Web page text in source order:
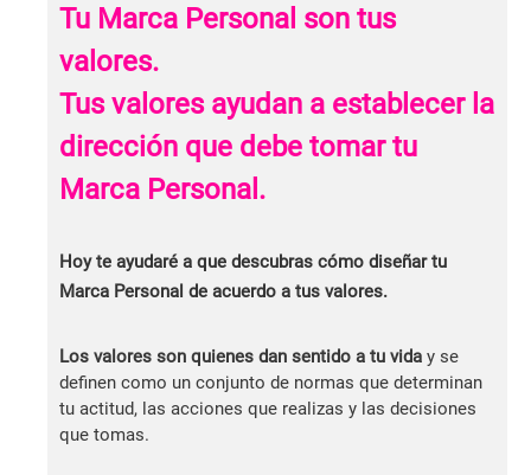
Tu Marca Personal son tus
valores.
Tus valores ayudan a establecer la
dirección que debe tomar tu
Marca Personal.
Hoy te ayudaré a que descubras cómo diseñar tu
Marca Personal de acuerdo a tus valores.
Los valores son quienes dan sentido a tu vida y se
definen como un conjunto de normas que determinan
tu actitud, las acciones que realizas y las decisiones
que tomas.